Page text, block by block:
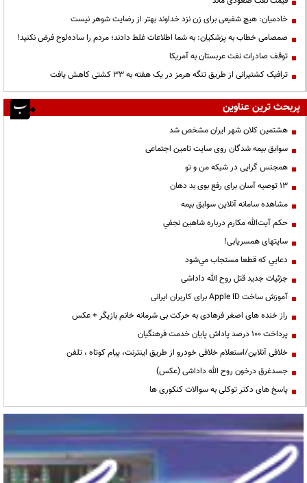
خادمیان: هیچ شفیعی برای زن نزد خداوند بهتر از رضایت شوهر نیست
صمصامی خطاب به پزشکیان: به شما اطلاعات غلط دادند؛ مردم را ساده‌لوح فرض نکنید!
توقف صادرات نفت عربستان به آمریکا
ترافیک کشتیرانی از طریق تنگه هرمز در یک هفته به ۳۳ کشتی کاهش یافت
پربحث ترین عناوین
هشتمین کلان شهر ایران مشخص شد
سوابق بیمه شدگان روی سایت تامین اجتماعی
همجنس گرایی در شبکه من و تو
13 توصیه آسان برای رفع بوی بد دهان
مشاهده سامانه آنلاين سوابق بیمه
حكم آيت‌الله مكارم درباره شاهين نجفي
سایتهای همسریابی!
دعايي كه قطعا مستجاب مي‌شود
جزئیات جدید قتل روح الله داداشی
آموزش ساخت Apple ID برای کاربران ایرانی
راز خنده های اصغر فرهادی به حرکت بی شرمانه خانم بازیگر + عکس
پرداخت ۱۰۰ درصد پاداش پایان خدمت فرهنگیان
خلافی آنلاین/استعلام خلافی خودرو از طریق اینترنت، پیام کوتاه ، تلفن
جسدغرق درخون روح الله داداشی (عکس)
پاسخ های دکتر توکلی به سوالات کنکوری ها